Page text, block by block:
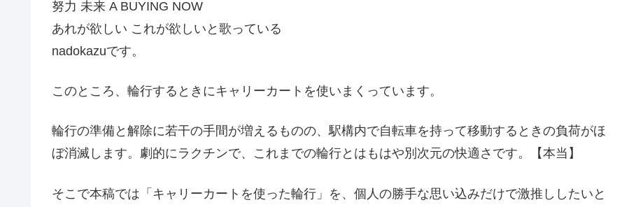
努力 未来 A BUYING NOW
あれが欲しい これが欲しいと歌っている
nadokazuです。
このところ、輪行するときにキャリーカートを使いまくっています。
輪行の準備と解除に若干の手間が増えるものの、駅構内で自転車を持って移動するときの負荷がほ
ぼ消滅します。劇的にラクチンで、これまでの輪行とはもはや別次元の快適さです。【本当】
そこで本稿では「キャリーカートを使った輪行」を、個人の勝手な思い込みだけで激推ししたいと